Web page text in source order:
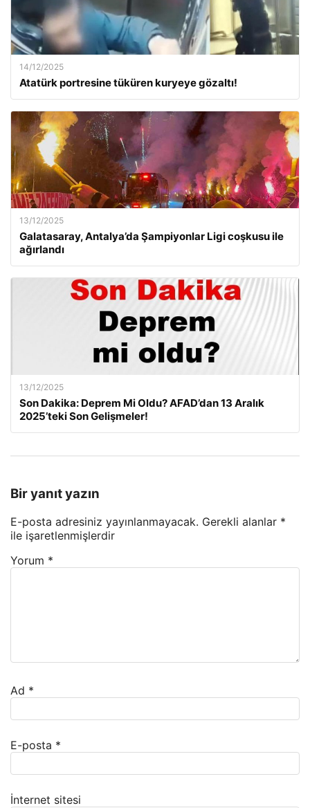
14/12/2025
Atatürk portresine tüküren kuryeye gözaltı!
13/12/2025
Galatasaray, Antalya’da Şampiyonlar Ligi coşkusu ile
ağırlandı
13/12/2025
Son Dakika: Deprem Mi Oldu? AFAD’dan 13 Aralık
2025’teki Son Gelişmeler!
Bir yanıt yazın
E-posta adresiniz yayınlanmayacak. Gerekli alanlar *
ile işaretlenmişlerdir
Yorum *
Ad *
E-posta *
İnternet sitesi